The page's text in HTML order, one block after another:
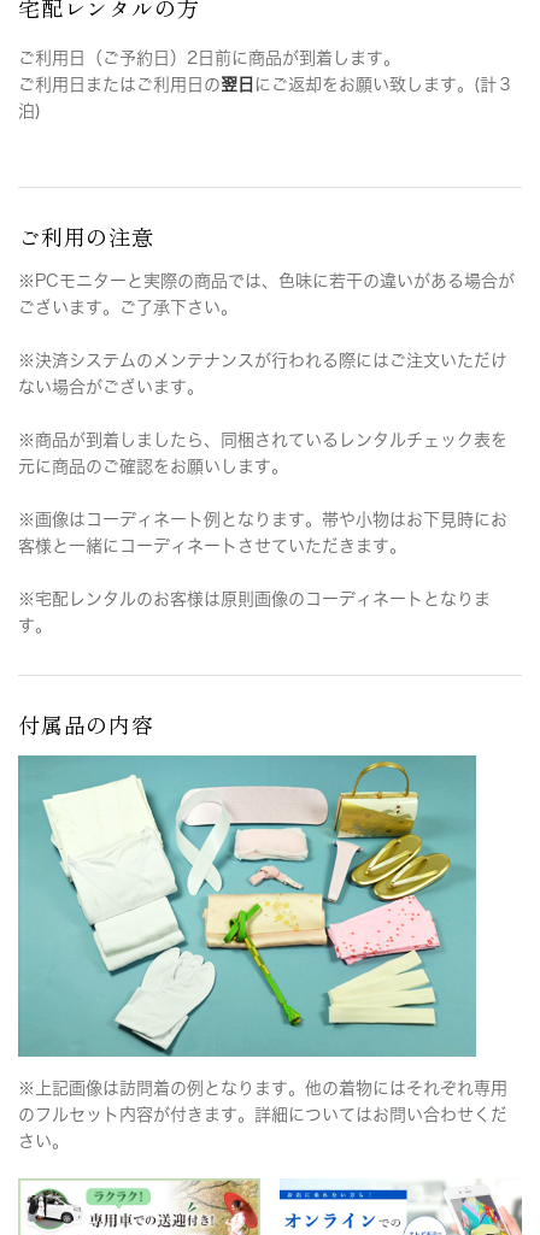
宅配レンタルの方
ご利用日（ご予約日）2日前に商品が到着します。
ご利用日またはご利用日の翌日 にご返却をお願い致します。(計３
泊)
ご利用の注意
※PCモニターと実際の商品では、色味に若干の違いがある場合が
ございます。ご了承下さい。
※決済システムのメンテナンスが行われる際にはご注文いただけ
ない場合がございます。
※商品が到着しましたら、同梱されているレンタルチェック表を
元に商品のご確認をお願いします。
※画像はコーディネート例となります。帯や小物はお下見時にお
客様と一緒にコーディネートさせていただきます。
※宅配レンタルのお客様は原則画像のコーディネートとなりま
す。
付属品の内容
※上記画像は訪問着の例となります。他の着物にはそれぞれ専用
のフルセット内容が付きます。詳細についてはお問い合わせくだ
さい。